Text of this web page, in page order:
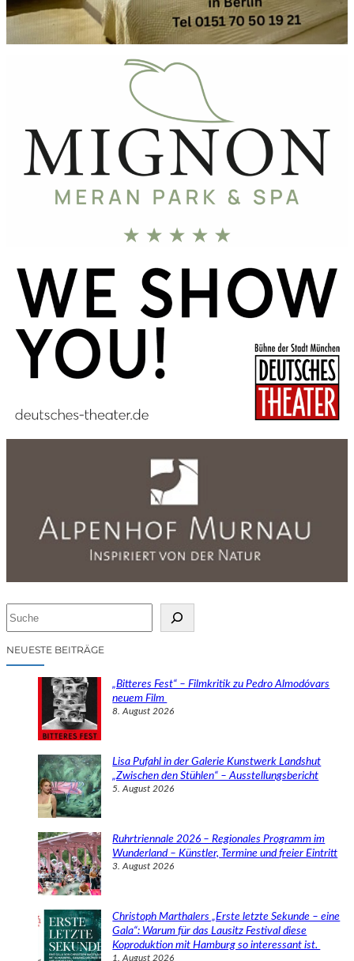
cNEUESTE BEITRÄGE
„Bitteres Fest“ – Filmkritik zu Pedro Almodóvars
neuem Film
8. August 2026
Lisa Pufahl in der Galerie Kunstwerk Landshut
„Zwischen den Stühlen“ – Ausstellungsbericht
5. August 2026
Ruhrtriennale 2026 – Regionales Programm im
Wunderland – Künstler, Termine und freier Eintritt
3. August 2026
Christoph Marthalers „Erste letzte Sekunde – eine
Gala“: Warum für das Lausitz Festival diese
Koproduktion mit Hamburg so interessant ist.
1. August 2026